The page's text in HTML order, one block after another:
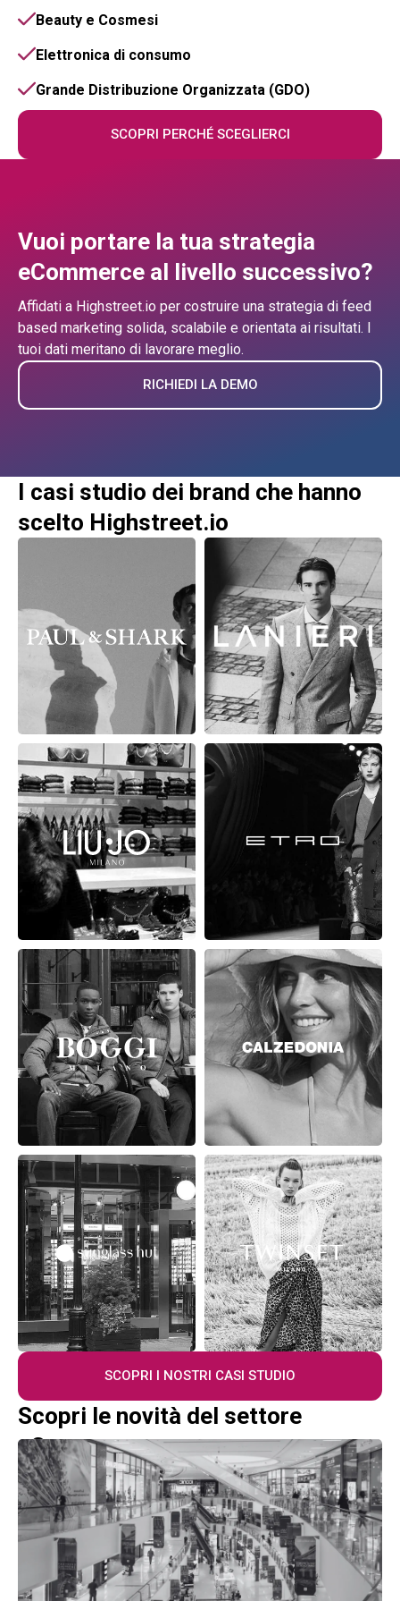
Beauty e Cosmesi
Elettronica di consumo
Grande Distribuzione Organizzata (GDO)
SCOPRI PERCHÉ SCEGLIERCI
Vuoi portare la tua strategia
eCommerce al livello successivo?
Affidati a Highstreet.io per costruire una strategia di feed
based marketing solida, scalabile e orientata ai risultati. I
tuoi dati meritano di lavorare meglio.
RICHIEDI LA DEMO
I casi studio dei brand che hanno
scelto Highstreet.io
SCOPRI I NOSTRI CASI STUDIO
Scopri le novità del settore
eCommerce